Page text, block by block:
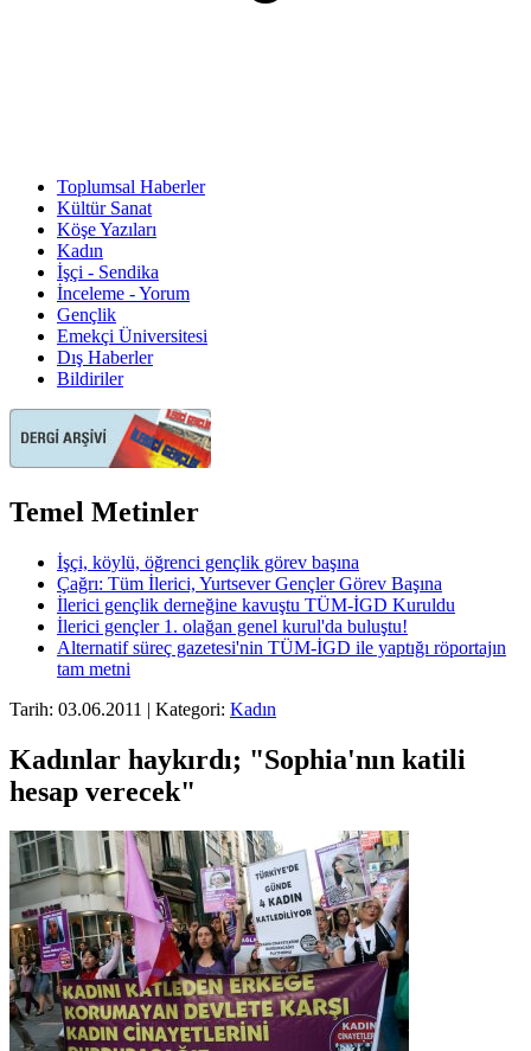
Toplumsal Haberler
Kültür Sanat
Köşe Yazıları
Kadın
İşçi - Sendika
İnceleme - Yorum
Gençlik
Emekçi Üniversitesi
Dış Haberler
Bildiriler
Temel Metinler
İşçi, köylü, öğrenci gençlik görev başına
Çağrı: Tüm İlerici, Yurtsever Gençler Görev Başına
İlerici gençlik derneğine kavuştu TÜM-İGD Kuruldu
İlerici gençler 1. olağan genel kurul'da buluştu!
Alternatif süreç gazetesi'nin TÜM-İGD ile yaptığı röportajın
tam metni
Tarih: 03.06.2011 | Kategori: Kadın
Kadınlar haykırdı; "Sophia'nın katili
hesap verecek"